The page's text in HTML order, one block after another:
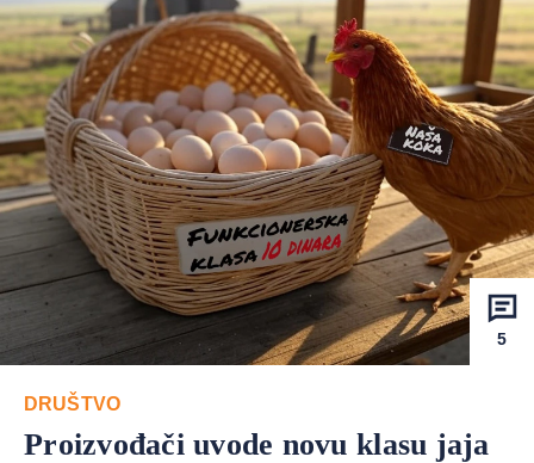
5
DRUŠTVO
Proizvođači uvode novu klasu jaja